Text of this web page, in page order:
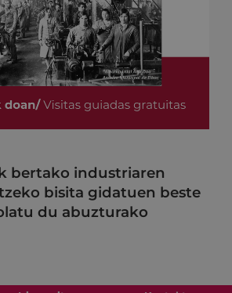
bertako industriaren
bisita gidatuen beste
du abuzturako